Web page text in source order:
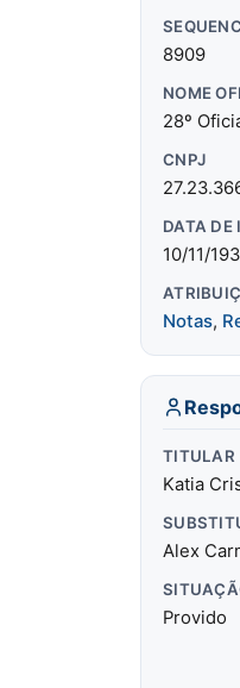
8909
NOME
28º
CNPJ
DATA
10/11/
Notas,
TITULAR
Katia
Alex
Provido